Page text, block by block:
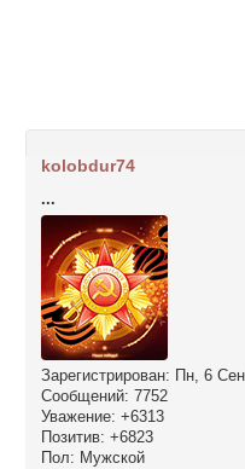
kolobdur74
...
Зарегистрирован: Пн, 6
Сообщений: 7752
Уважение: +6313
Позитив: +6823
Пол: Мужской